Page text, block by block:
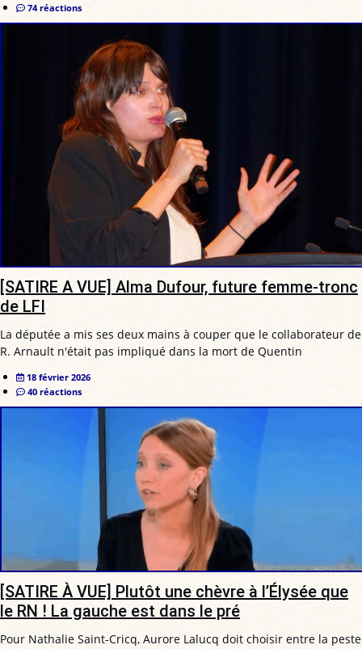
74 réactions
[SATIRE A VUE] Alma Dufour, future femme-tronc
de LFI
La députée a mis ses deux mains à couper que le collaborateur de
R. Arnault n'était pas impliqué dans la mort de Quentin
18 février 2026
40 réactions
[SATIRE À VUE] Plutôt une chèvre à l’Élysée que
le RN ! La gauche est dans le pré
Pour Nathalie Saint-Cricq, Aurore Lalucq doit choisir entre la peste